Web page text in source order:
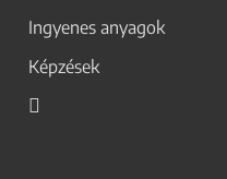
Ingyenes anyagok
Képzések